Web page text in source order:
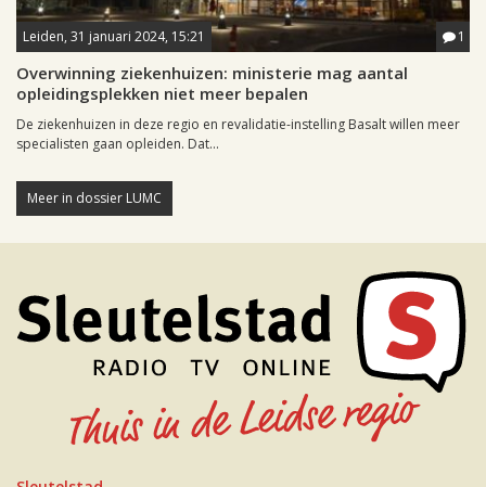
Leiden, 31 januari 2024, 15:21 1
Overwinning ziekenhuizen: ministerie mag aantal
opleidingsplekken niet meer bepalen
De ziekenhuizen in deze regio en revalidatie-instelling Basalt willen meer
specialisten gaan opleiden. Dat...
Meer in dossier LUMC